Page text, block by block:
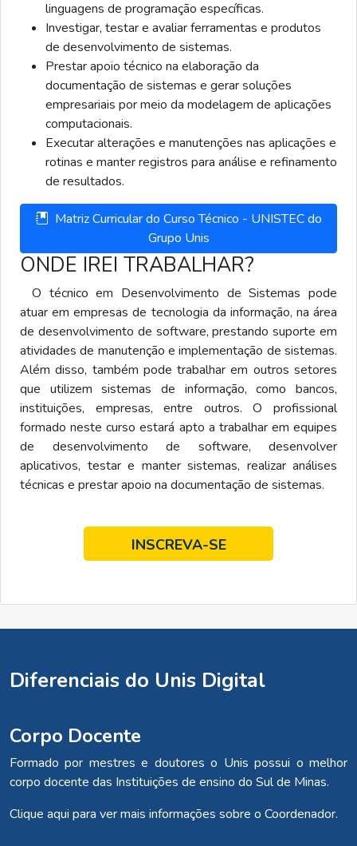
linguagens de programação específicas.
Investigar, testar e avaliar ferramentas e produtos
de desenvolvimento de sistemas.
Prestar apoio técnico na elaboração da
documentação de sistemas e gerar soluções
empresariais por meio da modelagem de aplicações
computacionais.
Executar alterações e manutenções nas aplicações e
rotinas e manter registros para análise e refinamento
de resultados.
Matriz Curricular do Curso Técnico - UNISTEC do
Grupo Unis
ONDE IREI TRABALHAR?
O técnico em Desenvolvimento de Sistemas pode
atuar em empresas de tecnologia da informação, na área
de desenvolvimento de software, prestando suporte em
atividades de manutenção e implementação de sistemas.
Além disso, também pode trabalhar em outros setores
que utilizem sistemas de informação, como bancos,
instituições, empresas, entre outros. O profissional
formado neste curso estará apto a trabalhar em equipes
de desenvolvimento de software, desenvolver
aplicativos, testar e manter sistemas, realizar análises
técnicas e prestar apoio na documentação de sistemas.
INSCREVA-SE
Diferenciais do Unis Digital
Corpo Docente
Formado por mestres e doutores o Unis possui o melhor
corpo docente das Instituições de ensino do Sul de Minas.
Clique aqui para ver mais informações sobre o Coordenador.